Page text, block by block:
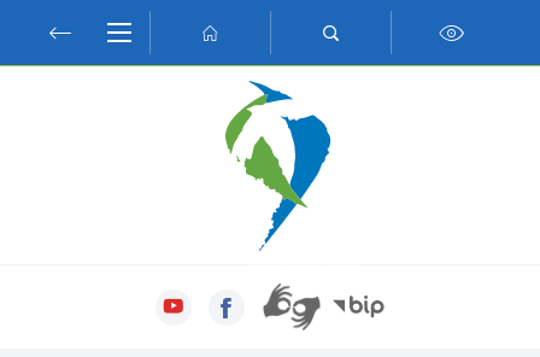
Przejdź do wyszukiwarki.
Przejdź do ustawień wielkości czcionki.
Włącz wersję kontrastową strony.